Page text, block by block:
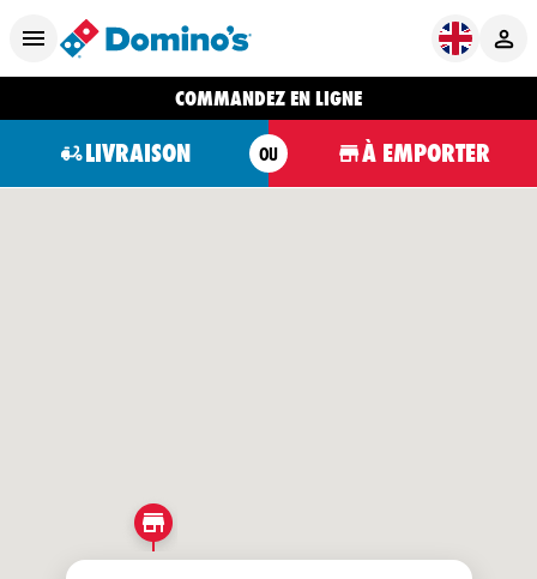
COMMANDEZ EN LIGNE
LIVRAISON OU À EMPORTER